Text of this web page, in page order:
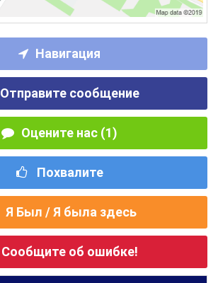
Навигация
Отправите сообщение
Оцените нас (1)
Похвалите
Я Был / Я была здесь
Сообщите об ошибке!